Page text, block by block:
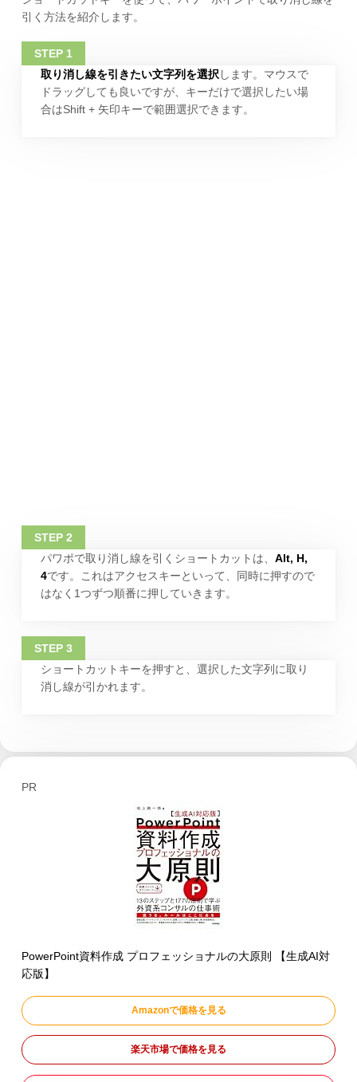
引く方法を紹介します。
取り消し線を引きたい文字列を選択 します。マウスで
ドラッグしても良いですが、キーだけで選択したい場
合はShift + 矢印キーで範囲選択できます。
パワポで取り消し線を引くショートカットは、 Alt, H,
4です。これはアクセスキーといって、同時に押すので
はなく1つずつ順番に押していきます。
ショートカットキーを押すと、選択した文字列に取り
消し線が引かれます。
PR
PowerPoint資料作成 プロフェッショナルの大原則 【生成AI対
応版】
Amazonで価格を見る
楽天市場で価格を見る